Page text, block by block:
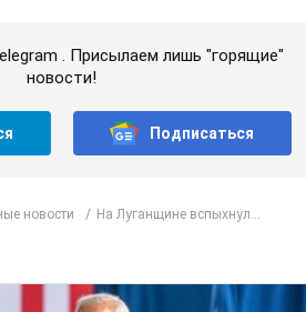
. Присылаем лишь "горящие"
новости!
Подписаться
новости На Луганщине вспыхнул...